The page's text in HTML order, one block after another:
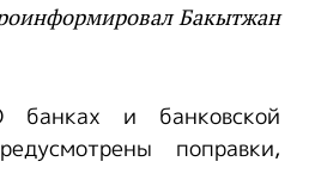
Бакытжан
и банковской
поправки,